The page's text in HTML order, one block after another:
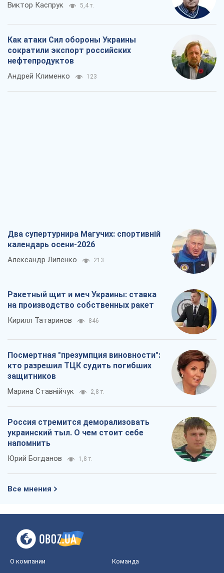
Виктор Каспрук 5,4 т.
Как атаки Сил обороны Украины
сократили экспорт российских
нефтепродуктов
Андрей Клименко 123
Два супертурнира Магучих: спортивній
календарь осени-2026
Александр Липенко 213
Ракетный щит и меч Украины: ставка
на производство собственных ракет
Кирилл Татаринов 846
Посмертная "презумпция виновности":
кто разрешил ТЦК судить погибших
защитников
Марина Ставнійчук 2,8 т.
Россия стремится деморализовать
украинский тыл. О чем стоит себе
напомнить
Юрий Богданов 1,8 т.
Все мнения
О компании Команда